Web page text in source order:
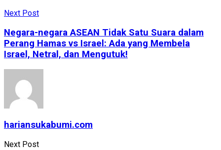
Next Post
Negara-negara ASEAN Tidak Satu Suara dalam
Perang Hamas vs Israel: Ada yang Membela
Israel, Netral, dan Mengutuk!
hariansukabumi.com
Next Post